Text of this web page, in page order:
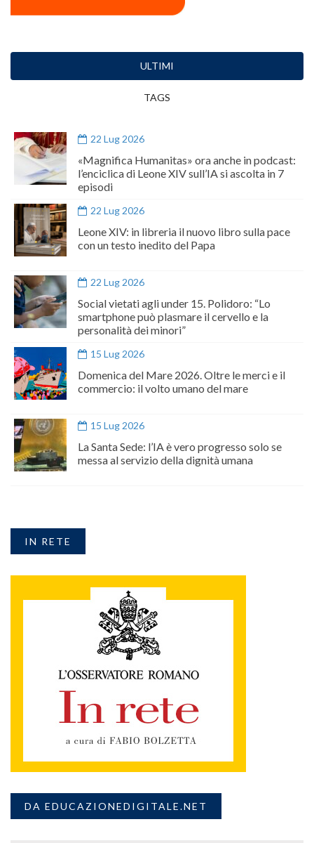
ULTIMI
TAGS
22 Lug 2026
«Magnifica Humanitas» ora anche in podcast:
l’enciclica di Leone XIV sull’IA si ascolta in 7
episodi
22 Lug 2026
Leone XIV: in libreria il nuovo libro sulla pace
con un testo inedito del Papa
22 Lug 2026
Social vietati agli under 15. Polidoro: “Lo
smartphone può plasmare il cervello e la
personalità dei minori”
15 Lug 2026
Domenica del Mare 2026. Oltre le merci e il
commercio: il volto umano del mare
15 Lug 2026
La Santa Sede: l’IA è vero progresso solo se
messa al servizio della dignità umana
IN RETE
DA EDUCAZIONEDIGITALE.NET